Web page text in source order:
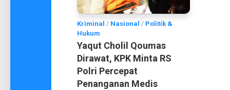
Kriminal / Nasional / Politik &
Hukum
Yaqut Cholil Qoumas
Dirawat, KPK Minta RS
Polri Percepat
Penanganan Medis